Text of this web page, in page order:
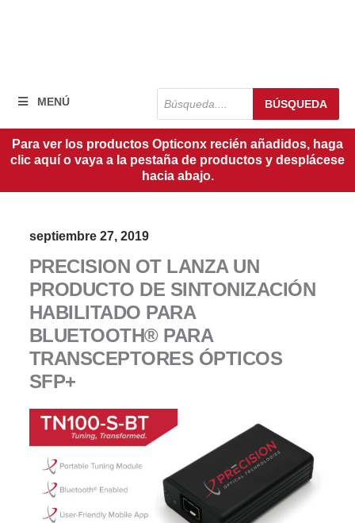
MENÚ
Búsqueda
de
productos
BÚSQUEDA
Para ver los productos Opticonx recién añadidos, haga
clic aquí o vaya a la pestaña de productos y desplácese
hacia abajo.
septiembre 27, 2019
PRECISION OT LANZA UN
PRODUCTO DE SINTONIZACIÓN
HABILITADO PARA
BLUETOOTH® PARA
TRANSCEPTORES ÓPTICOS
SFP+